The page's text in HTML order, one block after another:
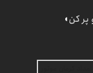
پر کن◖